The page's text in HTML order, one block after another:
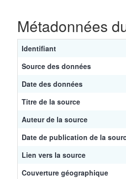
Métadonnées
Identifiant
Source des données
Date des données
Titre de la source
Auteur de la source
Date de publication de la
Lien vers la source
Couverture géographique